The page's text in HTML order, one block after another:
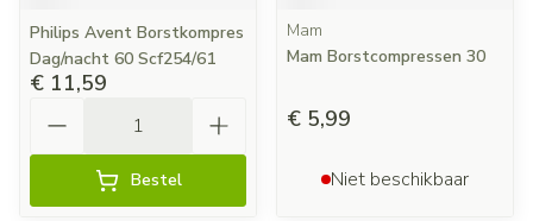
Philips Avent Borstkompres
Dag/nacht 60 Scf254/61
€ 11,59
Bestel
Mam
Mam Borstcompressen 30
€ 5,99
Niet beschikbaar